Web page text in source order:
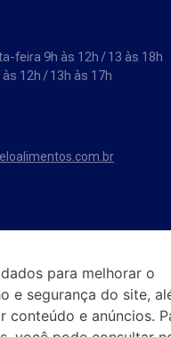
feira 9h às 12h / 13 às 18h
12h / 13h às 17h
de Fábrica
para melhorar o
e segurança do site,
conteúdo e anúncios.